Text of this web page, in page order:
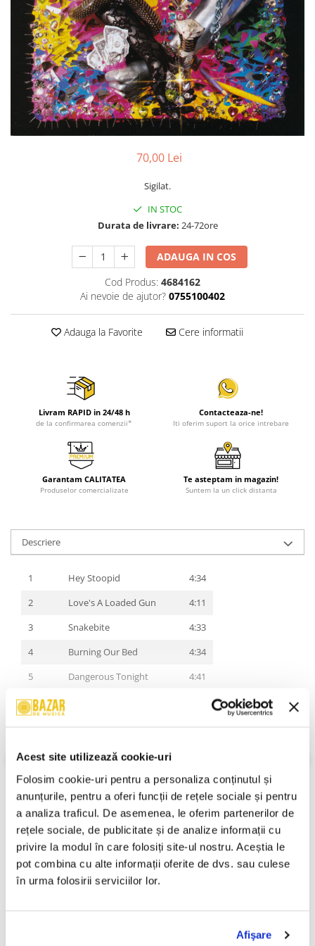
Acest site utilizează cookie-uri
Folosim cookie-uri pentru a personaliza conținutul și
anunțurile, pentru a oferi funcții de rețele sociale și pentru
a analiza traficul. De asemenea, le oferim partenerilor de
rețele sociale, de publicitate și de analize informații cu
privire la modul în care folosiți site-ul nostru. Aceștia le
pot combina cu alte informații oferite de dvs. sau culese
în urma folosirii serviciilor lor.
Afişare
Viniluri Românești
Colecția Electrecord
70,00 Lei
Sigilat.
IN STOC
Durata de livrare: 24-72ore
ADAUGA IN COS
Cod Produs: 4684162
Ai nevoie de ajutor? 0755100402
Adauga la Favorite Cere informatii
Livram RAPID in 24/48 h
de la confirmarea comenzii*
Contacteaza-ne!
Iti oferim suport la orice intrebare
Garantam CALITATEA
Produselor comercializate
Te asteptam in magazin!
Suntem la un click distanta
Descriere
1 Hey Stoopid
4:34
2
Love's A Loaded Gun
4:11
3
Snakebite
4:33
4
Burning Our Bed
4:34
5
Dangerous Tonight
4:41
6
Hurricane Years
9
Little By Little
4:35
10
Die For You
4:16
11
Dirty Dreams
3:29
12
Wind-Up Toy 5:27
VEZI MAI MULT
Stare Coperta:Mint
Stare Disc:Mint
Gen:Rock
Stil:Hard Rock
An Lansare:An Lansare:
Informatii conformitate produs
Review-uri(0)